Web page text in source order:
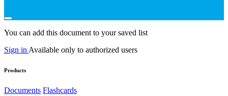
You can add this document to your saved list
Sign in Available only to authorized users
Products
Documents Flashcards